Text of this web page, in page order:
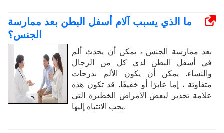
ما الذي يسبب آلام أسفل البطن بعد ممارسة
الجنس؟
بعد ممارسة الجنس ، يمكن أن يحدث ألم
في أسفل البطن لدى كل من الرجال
والنساء. يمكن أن يكون الألم بدرجات
متفاوتة ، إما عابرًا أو خفيفًا. قد تكون هذه
علامة تحذير لبعض الأمراض الخطيرة التي
يجب الانتباه إليها.